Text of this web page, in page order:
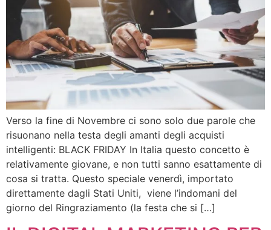
Verso la fine di Novembre ci sono solo due parole che
risuonano nella testa degli amanti degli acquisti
intelligenti: BLACK FRIDAY In Italia questo concetto è
relativamente giovane, e non tutti sanno esattamente di
cosa si tratta. Questo speciale venerdì, importato
direttamente dagli Stati Uniti, viene l’indomani del
giorno del Ringraziamento (la festa che si […]